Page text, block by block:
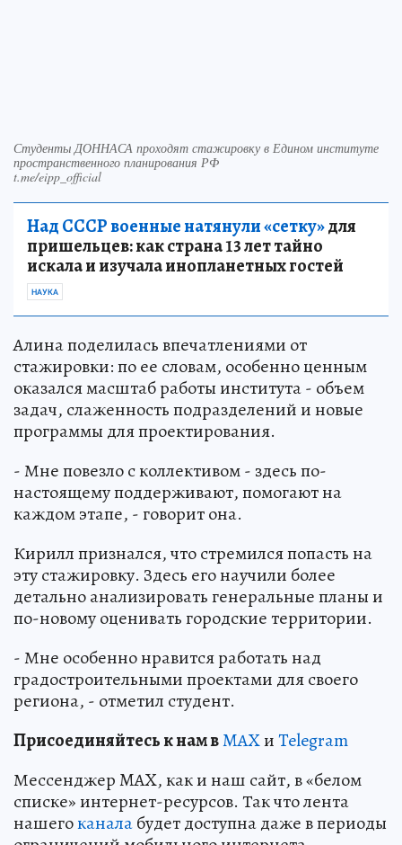
Студенты ДОННАСА проходят стажировку в Едином институте
пространственного планирования РФ
t.me/eipp_official
Над СССР военные натянули «сетку»для
пришельцев: как страна 13 лет тайно
искала и изучала инопланетных гостей
НАУКА
Алина поделилась впечатлениями от
стажировки: по ее словам, особенно ценным
оказался масштаб работы института - объем
задач, слаженность подразделений и новые
программы для проектирования.
- Мне повезло с коллективом - здесь по-
настоящему поддерживают, помогают на
каждом этапе, - говорит она.
Кирилл признался, что стремился попасть на
эту стажировку. Здесь его научили более
детально анализировать генеральные планы и
по-новому оценивать городские территории.
- Мне особенно нравится работать над
градостроительными проектами для своего
региона, - отметил студент.
Присоединяйтесь к нам вMAXиTelegram
Мессенджер MAX, как и наш сайт, в «белом
списке» интернет-ресурсов. Так что лента
нашегоканалабудет доступна даже в периоды